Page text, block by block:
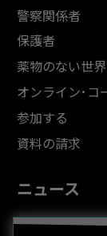
警察関係者
保護者
薬物のない世
オンライン･コ
参加する
資料の請求
ニュース